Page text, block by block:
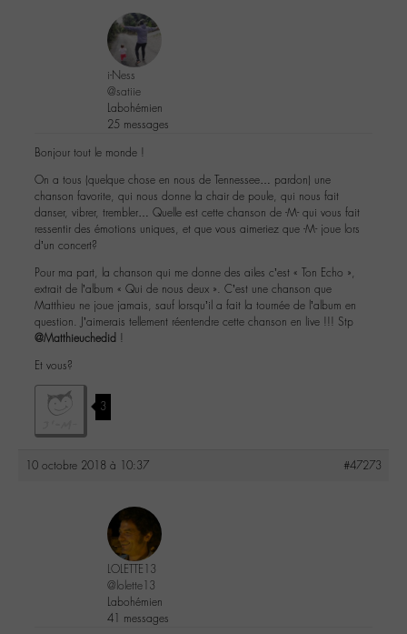
i-Ness
@satiie
Labohémien
25 messages
Bonjour tout le monde !
On a tous (quelque chose en nous de Tennessee… pardon) une
chanson favorite, qui nous donne la chair de poule, qui nous fait
danser, vibrer, trembler… Quelle est cette chanson de -M- qui vous fait
ressentir des émotions uniques, et que vous aimeriez que -M- joue lors
d’un concert?
Pour ma part, la chanson qui me donne des ailes c’est « Ton Echo »,
extrait de l’album « Qui de nous deux ». C’est une chanson que
Matthieu ne joue jamais, sauf lorsqu’il a fait la tournée de l’album en
question. J’aimerais tellement réentendre cette chanson en live !!! Stp
@Matthieuchedid !
Et vous?
3
10 octobre 2018 à 10:37 #47273
LOLETTE13
@lolette13
Labohémien
41 messages